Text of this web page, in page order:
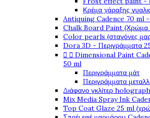
Κρέμα χάραξης
Antiquing Cadence 70 ml -
Chalk Board Paint (Χρώμα
Color pearls (σταγόνες
Dora 3D - Περιγράμματα
  Dimensional Paint
50 ml
Περιγράμματα μάτ
Περιγράμματα
Διάφανο γκλίτερ
Mix Media Spray Ink
Top Coat Glaze 25 ml